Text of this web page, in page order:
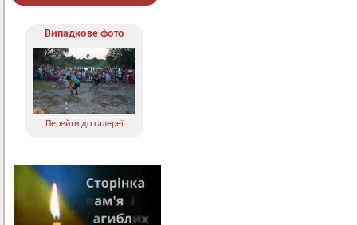
Випадкове фото
Перейти до галереї